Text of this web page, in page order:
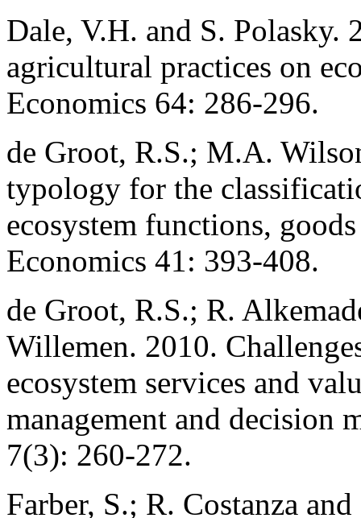
Dale, V.H. and S. Polasky.
agricultural practices on
Economics 64: 286-296.
de Groot, R.S.; M.A.
typology for the
ecosystem functions,
Economics 41: 393-408.
de Groot, R.S.; R.
Willemen. 2010.
ecosystem services and
management and decision
7(3): 260-272.
Farber, S.; R. Costanza